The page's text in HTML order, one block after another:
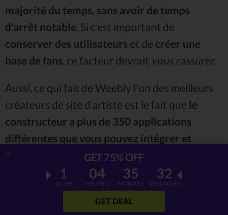
majorité du temps, sans avoir de temps
d'arrêt notable . Si c’est important de
conserver des utilisateurs et de créer une
base de fans , ce facteur devrait vous rassurer.
Aussi, ce qui fait de Weebly l'un des meilleurs
créateurs de site d’artiste est le fait que le
constructeur a plus de 350 applications
différentes que vous pouvez intégrer et
utiliser avec l'outil de création de site
que soient vos besoins, vous trouverez
certainement des fonctionnalités qui y sont
GET 75% OFF
1
JOURS
04
HEURES
35
MINUTES
30
SECONDES
GET DEAL